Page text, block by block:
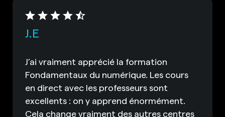
J.E
J’ai vraiment apprécié la formation
Fondamentaux du numérique. Les cours
en direct avec les professeurs sont
excellents : on y apprend énormément.
Cela change vraiment des autres centres